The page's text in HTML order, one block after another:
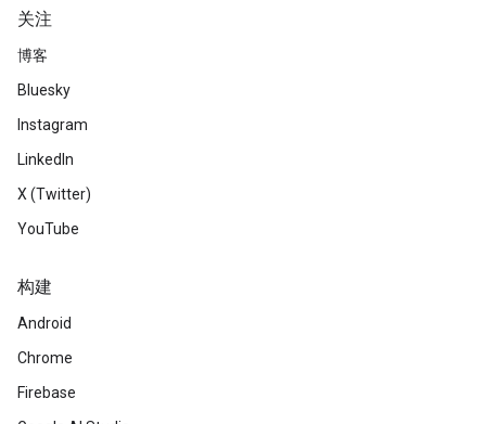
关注
博客
Bluesky
Instagram
LinkedIn
X (Twitter)
YouTube
构建
Android
Chrome
Firebase